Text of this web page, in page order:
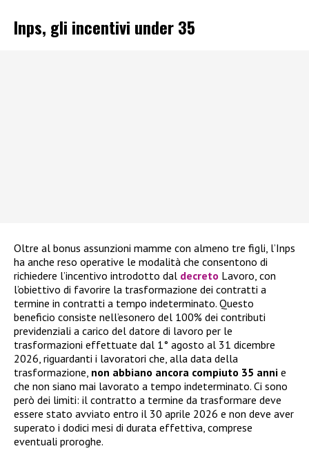
Inps, gli incentivi under 35
Oltre al bonus assunzioni mamme con almeno tre figli, l’Inps
ha anche reso operative le modalità che consentono di
richiedere l’incentivo introdotto dal decreto Lavoro, con
l’obiettivo di favorire la trasformazione dei contratti a
termine in contratti a tempo indeterminato. Questo
beneficio consiste nell’esonero del 100% dei contributi
previdenziali a carico del datore di lavoro per le
trasformazioni effettuate dal 1° agosto al 31 dicembre
2026, riguardanti i lavoratori che, alla data della
trasformazione, non abbiano ancora compiuto 35 anni e
che non siano mai lavorato a tempo indeterminato. Ci sono
però dei limiti: il contratto a termine da trasformare deve
essere stato avviato entro il 30 aprile 2026 e non deve aver
superato i dodici mesi di durata effettiva, comprese
eventuali proroghe.